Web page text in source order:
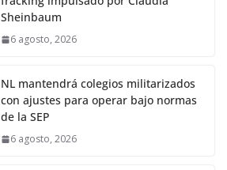
Sheinbaum
6 agosto, 2026
NL mantendrá colegios militarizados
con ajustes para operar bajo normas
de la SEP
6 agosto, 2026